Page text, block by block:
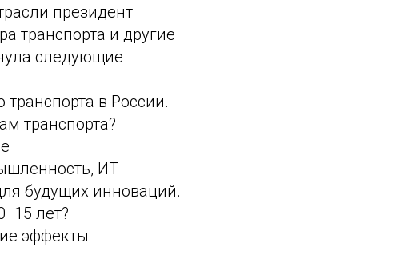
президент
транспорта и другие
следующие
в России.
транспорта?
ИТ
будущих инноваций.
лет?
эффекты